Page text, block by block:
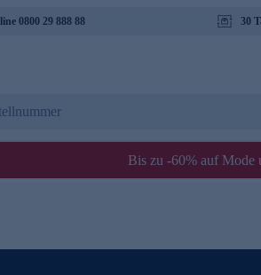
0800 29 888 88 30
Bis zu -60% auf Mode